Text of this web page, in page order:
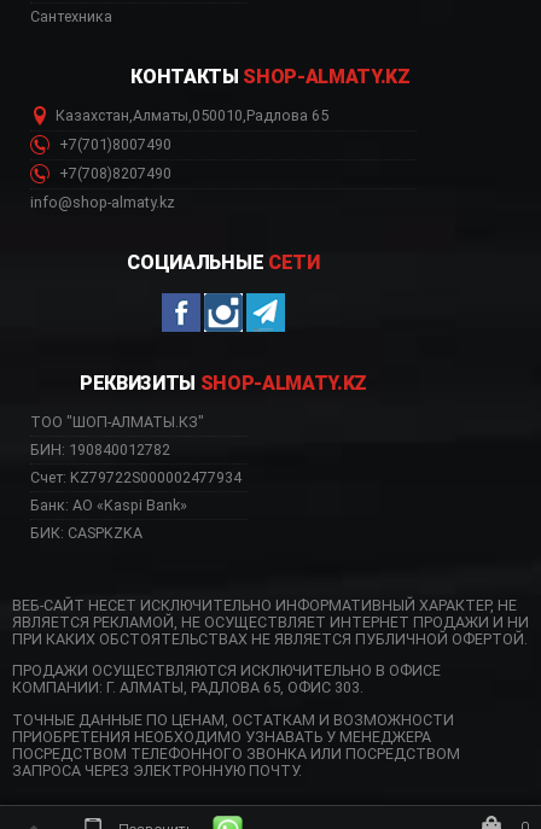
Сантехника
КОНТАКТЫ SHOP-ALMATY.KZ
Казахстан,Алматы,050010,Радлова 65
+7(701)8007490
+7(708)8207490
info@shop-almaty.kz
СОЦИАЛЬНЫЕ СЕТИ
РЕКВИЗИТЫ SHOP-ALMATY.KZ
ТОО "ШОП-АЛМАТЫ.КЗ"
БИН: 190840012782
Счет: KZ79722S000002477934
Банк: АО «Kaspi Bank»
БИК: CASPKZKA
ВЕБ-САЙТ НЕСЕТ ИСКЛЮЧИТЕЛЬНО ИНФОРМАТИВНЫЙ ХАРАКТЕР, НЕ
ЯВЛЯЕТСЯ РЕКЛАМОЙ, НЕ ОСУЩЕСТВЛЯЕТ ИНТЕРНЕТ ПРОДАЖИ И НИ
ПРИ КАКИХ ОБСТОЯТЕЛЬСТВАХ НЕ ЯВЛЯЕТСЯ ПУБЛИЧНОЙ ОФЕРТОЙ.
ПРОДАЖИ ОСУЩЕСТВЛЯЮТСЯ ИСКЛЮЧИТЕЛЬНО В ОФИСЕ
КОМПАНИИ: Г. АЛМАТЫ, РАДЛОВА 65, ОФИС 303.
ТОЧНЫЕ ДАННЫЕ ПО ЦЕНАМ, ОСТАТКАМ И ВОЗМОЖНОСТИ
ПРИОБРЕТЕНИЯ НЕОБХОДИМО УЗНАВАТЬ У МЕНЕДЖЕРА
ПОСРЕДСТВОМ ТЕЛЕФОННОГО ЗВОНКА ИЛИ ПОСРЕДСТВОМ
ЗАПРОСА ЧЕРЕЗ ЭЛЕКТРОННУЮ ПОЧТУ.